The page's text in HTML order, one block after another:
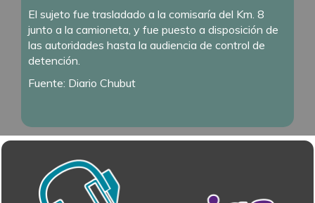
El sujeto fue trasladado a la comisaría del Km. 8
junto a la camioneta, y fue puesto a disposición de
las autoridades hasta la audiencia de control de
detención.
Fuente: Diario Chubut